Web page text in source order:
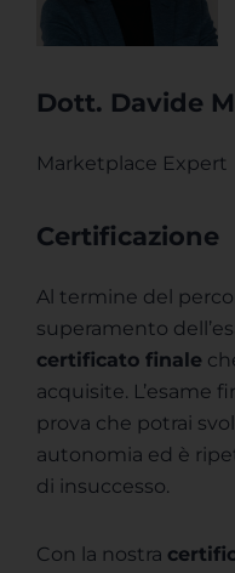
Dott. Davide
Marketplace Expert
Certificazione
Al termine del
superamento
certificato finale
acquisite. L’esame
prova che potrai
autonomia ed è
di insuccesso.
Con la nostra